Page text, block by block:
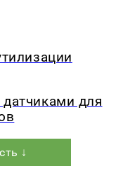
для
↓